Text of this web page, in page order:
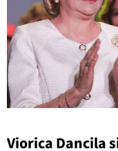
Viorica Dancila